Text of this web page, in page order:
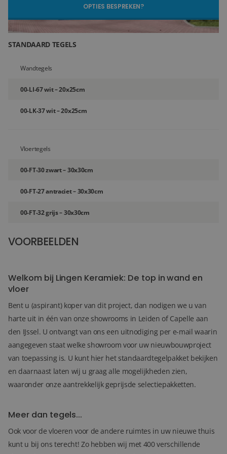
Blog
Over ons
Locaties
Tegelviewer
Reviews
OPTIES BESPREKEN?
STANDAARD TEGELS
Wandtegels
00-LI-67 wit – 20x25cm
00-LK-37 wit – 20x25cm
Vloertegels
00-FT-30 zwart – 30x30cm
00-FT-27 antraciet – 30x30cm
00-FT-32 grijs – 30x30cm
VOORBEELDEN
Welkom bij Lingen Keramiek: De top in wand en
vloer
Bent u (aspirant) koper van dit project, dan nodigen we u van
harte uit in één van onze showrooms in Leiden of Capelle aan
den IJssel. U ontvangt van ons een uitnodiging per e-mail waarin
aangegeven staat welke showroom voor uw nieuwbouwproject
van toepassing is. U kunt hier het standaardtegelpakket bekijken
en daarnaast laten wij u graag alle mogelijkheden zien,
waaronder onze aantrekkelijk geprijsde selectiepakketten.
Meer dan tegels...
Ook voor de vloeren voor de andere ruimtes in uw nieuwe thuis
kunt u bij ons terecht! Zo hebben wij met 400 verschillende